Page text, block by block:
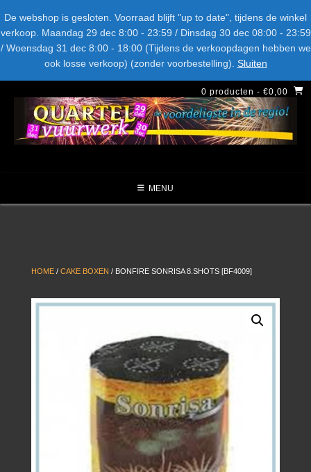
De webshop is gesloten. Voorraad blijft "up to date", tijdens de winkel
verkoop. Maandag 29 dec 8:00 - 23:59 / Dinsdag 30 dec 08:00 - 23:59
/ Woensdag 31 dec 8:00 - 18:00 (Tijdens de verkoopdagen hebben we
ook losse verkoop) (zonder voorbestelling). Sluiten
naar
inhoud
LEVERANCIERS TYPE AANBIEDINGEN CATEGORIE
NIEUW DIT JAAR
MENU
0 producten - €0,00
HOME / CAKE BOXEN / BONFIRE SONRISA 8.SHOTS [BF4009]